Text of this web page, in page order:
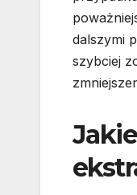
dalszymi
szybciej